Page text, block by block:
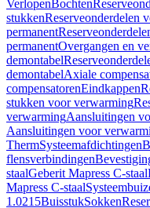
VerlopenBochten
stukkenReserveonderdelen
permanent
permanentOvergangen en
demontabel
demontabelAxiale
compensatorenEindkappen
stukken voor verwarming
verwarmingAansluitingen
Aansluitingen voor
ThermSysteemafdichtingen
flensverbindingen
staalGeberit Mapress C-staal
Mapress C-staal
1.0215BuisstukSokken